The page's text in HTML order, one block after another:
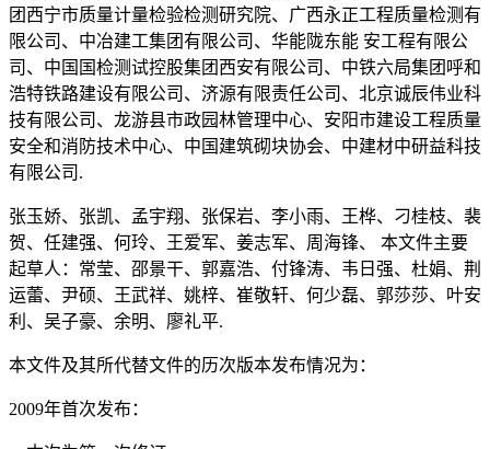
团西宁市质量计量检验检测研究院、广西永正工程质量检测有
限公司、中冶建工集团有限公司、华能陇东能 安工程有限公
司、中国国检测试控股集团西安有限公司、中铁六局集团呼和
浩特铁路建设有限公司、济源有限责任公司、北京诚辰伟业科
技有限公司、龙游县市政园林管理中心、安阳市建设工程质量
安全和消防技术中心、中国建筑砌块协会、中建材中研益科技
有限公司.
张玉娇、张凯、孟宇翔、张保岩、李小雨、王桦、刁桂枝、裴
贺、任建强、何玲、王爱军、姜志军、周海锋、 本文件主要
起草人：常莹、邵景干、郭嘉浩、付锋涛、韦日强、杜娟、荆
运蕾、尹硕、王武祥、姚梓、崔敬轩、何少磊、郭莎莎、叶安
利、吴子豪、余明、廖礼平.
本文件及其所代替文件的历次版本发布情况为：
2009年首次发布：